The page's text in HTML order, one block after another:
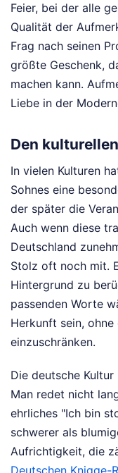
Feier, bei der alle
Qualität der
Frag nach seinen
größte Geschenk,
machen kann.
Liebe in der
Den
In vielen Kulturen
Sohnes eine
der später die
Auch wenn diese
Deutschland
Stolz oft noch mit.
Hintergrund zu
passenden Worte
Herkunft sein,
einzuschränken.
Die deutsche
Man redet nicht
ehrliches "Ich bin
schwerer als
Aufrichtigkeit, die
Deutschen Knigge-